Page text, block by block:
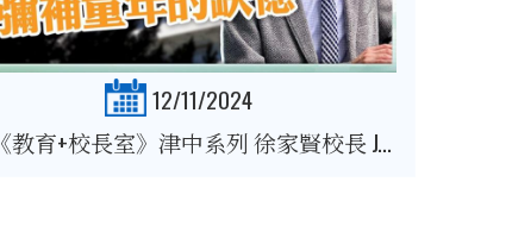
12/11/2024
《教育+校長室》津中系列 徐家賢校長 J...